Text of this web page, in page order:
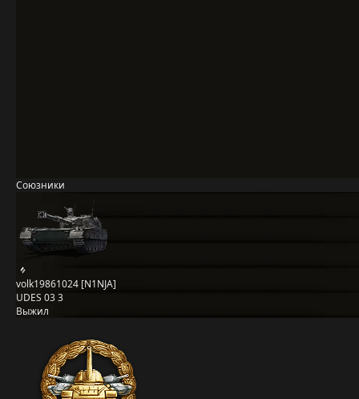
Союзники
volk19861024 [N1NJA]
UDES 03 3
Выжил